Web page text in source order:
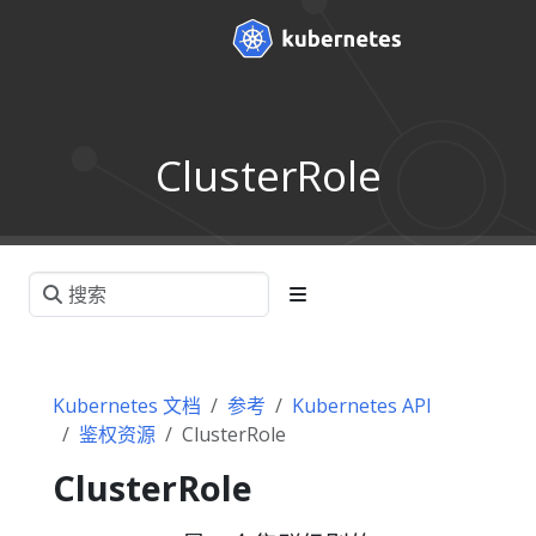
ClusterRole
Kubernetes 文档 参考
Kubernetes API
鉴权资源
ClusterRole
ClusterRole